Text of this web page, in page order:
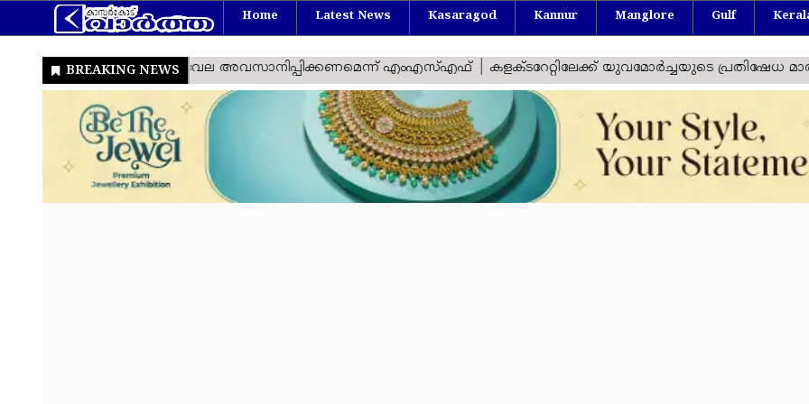
Home Latest News Kasaragod Kannur Manglore Gulf